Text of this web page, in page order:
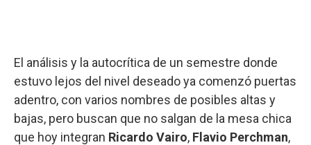
El análisis y la autocrítica de un semestre donde
estuvo lejos del nivel deseado ya comenzó puertas
adentro, con varios nombres de posibles altas y
bajas, pero buscan que no salgan de la mesa chica
que hoy integran Ricardo Vairo, Flavio Perchman,